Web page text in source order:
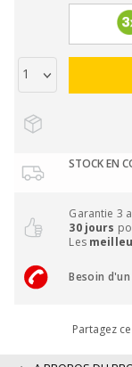
STOCK EN
Garantie 3
30 jours
Les
Besoin
Partagez